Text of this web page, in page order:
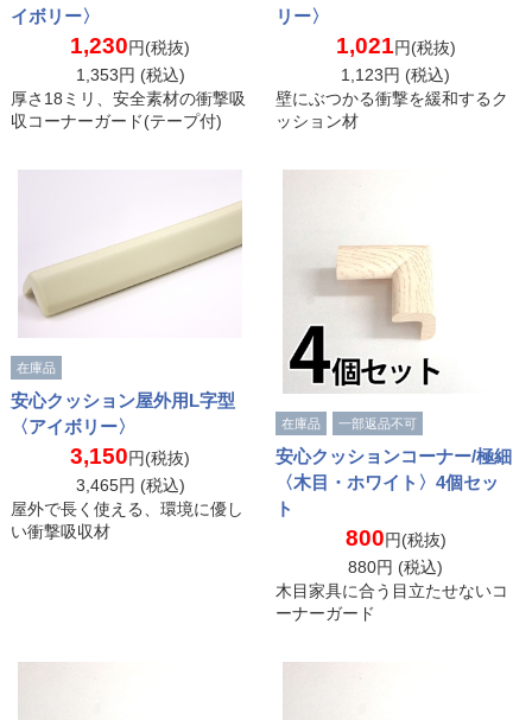
イボリー〉
1,230円(税抜)
1,353円 (税込)
厚さ18ミリ、安全素材の衝撃吸
収コーナーガード(テープ付)
リー〉
1,021円(税抜)
1,123円 (税込)
壁にぶつかる衝撃を緩和するク
ッション材
在庫品
安心クッション屋外用L字型
〈アイボリー〉
3,150円(税抜)
3,465円 (税込)
屋外で長く使える、環境に優し
い衝撃吸収材
在庫品 一部返品不可
安心クッションコーナー/極細
〈木目・ホワイト〉4個セッ
ト
800円(税抜)
880円 (税込)
木目家具に合う目立たせないコ
ーナーガード